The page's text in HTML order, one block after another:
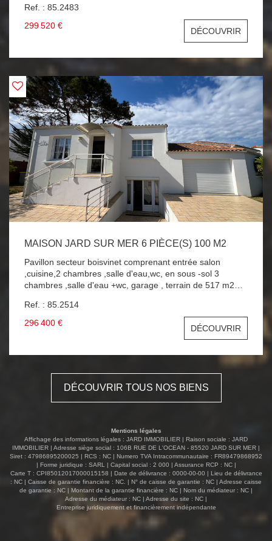
Ref. : 85.2483
299 520 €
DÉCOUVRIR
MAISON JARD SUR MER 6 PIÈCE(S) 100 M2
Pavillon secteur boisvinet comprenant entrée salon
,cuisine,2 chambres ,salle d'eau,wc, en sous -sol 3
chambres ,salle d'eau +wc, garage , terrain de 517 m2
FAMILLE AU BORD DE L4EAU 300 M A SAISIR !!!
Ref. : 85.2514
296 400 €
DÉCOUVRIR
DÉCOUVRIR TOUS NOS BIENS
Mentions légales
Affichage des informations légales : JARD IMMOBILIER | Raison sociale : JARD
IMMOBILIER | Adresse siège social : 106B RUE DE L'OCEAN - 85520 JARD SUR MER |
Siret : 47986895200025 | RCS : NC | Numero TVA Intracommunautaire : FR89479868952
| Forme juridique : SARL | Capital social : 2 000 | Assurance RCP : NC |
Carte T : CPI85012017000015158 | Date de délivrance : 0000-00-00 | Lieu de délivrance
: NC | Caisse de garantie financière : NC. | N° de caisse de garantie : NC | Adresse caisse
de garantie : NC | Montant de la garantie financière : NC | Nom du médiateur : NC |
Adresse du médiateur : NC | Adresse du site : NC |
Entreprise juridiquement et financièrement indépendante